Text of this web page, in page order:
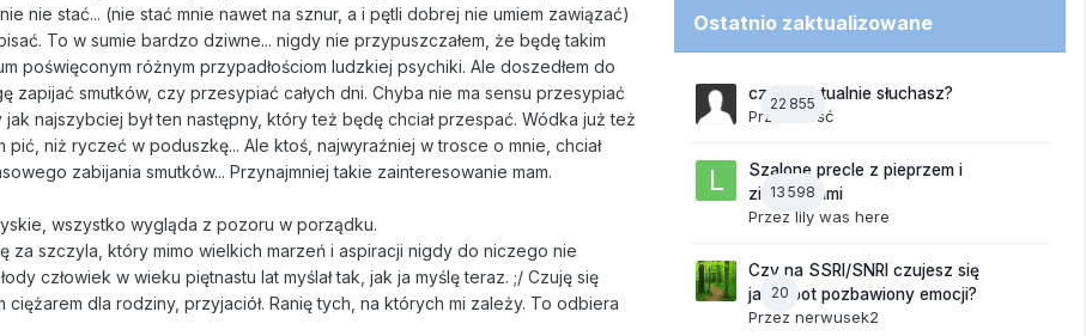
nie stać... (nie stać mnie nawet na sznur, a i pętli dobrej nie umiem zawiązać)
To w sumie bardzo dziwne... nigdy nie przypuszczałem, że będę takim
poświęconym różnym przypadłościom ludzkiej psychiki. Ale doszedłem do
zapijać smutków, czy przesypiać całych dni. Chyba nie ma sensu przesypiać
najszybciej był ten następny, który też będę chciał przespać. Wódka już też
pić, niż ryczeć w poduszkę... Ale ktoś, najwyraźniej w trosce o mnie, chciał
zabijania smutków... Przynajmniej takie zainteresowanie mam.
wszystko wygląda z pozoru w porządku.
za szczyla, który mimo wielkich marzeń i aspiracji nigdy do niczego nie
człowiek w wieku piętnastu lat myślał tak, jak ja myślę teraz. ;/ Czuję się
dla rodziny, przyjaciół. Ranię tych, na których mi zależy. To odbiera
Ostatnio zaktualizowane
22 855
czego aktualnie słuchasz?
Przez Gość
13 598
Szalone precle z pieprzem i
ziemniakami
Przez lily was here
20
Czy na SSRI/SNRI czujesz się
jak robot pozbawiony emocji?
Przez nerwusek2